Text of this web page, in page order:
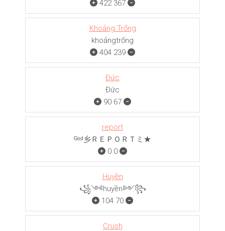
422 367
Khoảng Trống
khoảngㅤㅤㅤtrống
404 239
Đức
Đức
90 67
report
ᴳᵒᵈ乡ＲＥＰＯＲＴミ★
0 0
Huyền
꧁༺huyền༻꧂
104 70
Crush